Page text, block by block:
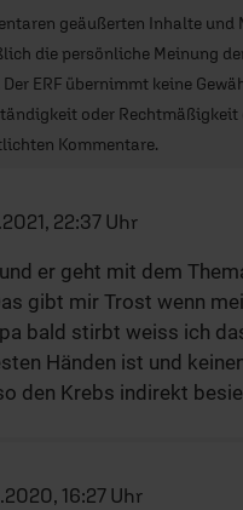
geäußerten Inhalte und
die persönliche Meinung
ERF übernimmt keine
oder Rechtmäßigkeit
Kommentare.
22:37 Uhr
er geht mit dem
gibt mir Trost wenn
bald stirbt weiss ich
Händen ist und
den Krebs indirekt
16:27 Uhr